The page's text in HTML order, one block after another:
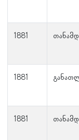
1881
1881
1881